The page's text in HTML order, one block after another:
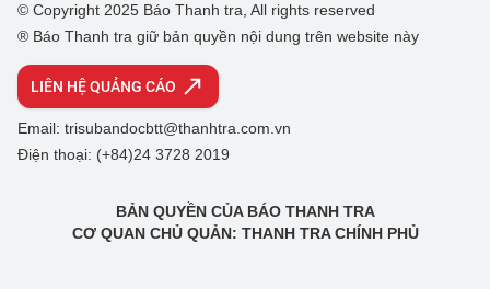
© Copyright 2025 Báo Thanh tra, All rights reserved
® Báo Thanh tra giữ bản quyền nội dung trên website này
LIÊN HỆ QUẢNG CÁO
Email: trisubandocbtt@thanhtra.com.vn
Điện thoại: (+84)24 3728 2019
BẢN QUYỀN CỦA BÁO THANH TRA
CƠ QUAN CHỦ QUẢN: THANH TRA CHÍNH PHỦ